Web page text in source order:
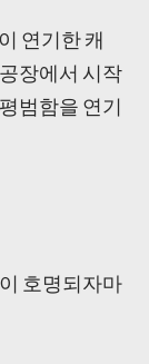
연기한 캐
장에서 시작
범함을 연기
호명되자마